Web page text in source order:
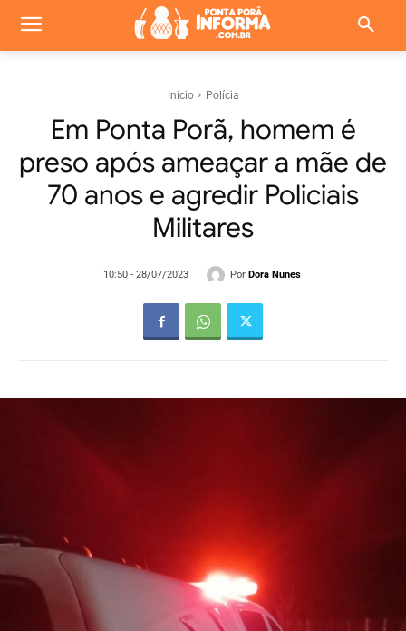
Início Polícia
Em Ponta Porã, homem é
preso após ameaçar a mãe de
70 anos e agredir Policiais
Militares
10:50 - 28/07/2023 Por Dora Nunes